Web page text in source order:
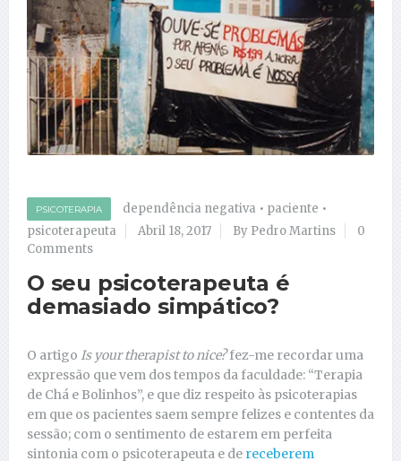
PSICOTERAPIA dependência negativa • paciente •
psicoterapeuta
Abril 18, 2017 By Pedro Martins
0
Comments
O seu psicoterapeuta é
demasiado simpático?
O artigo Is your therapist to nice?fez-me recordar uma
expressão que vem dos tempos da faculdade: “Terapia
de Chá e Bolinhos”, e que diz respeito às psicoterapias
em que os pacientes saem sempre felizes e contentes da
sessão; com o sentimento de estarem em perfeita
sintonia com o psicoterapeuta e de receberem